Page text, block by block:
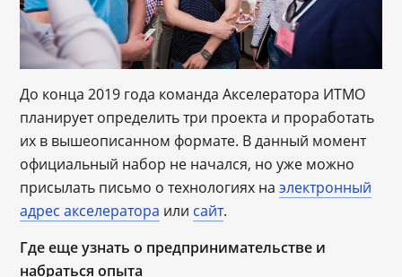
До конца 2019 года команда Акселератора ИТМО
планирует определить три проекта и проработать
их в вышеописанном формате. В данный момент
официальный набор не начался, но уже можно
присылать письмо о технологиях наэлектронный
адрес акселератора или сайт.
Где еще узнать о предпринимательстве и
набраться опыта